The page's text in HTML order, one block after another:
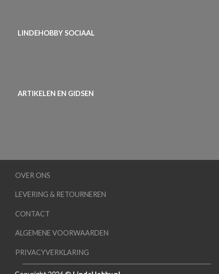
LINDEHOBBY SOCIAAL
ARTIKELEN EN GIDSEN
OVER ONS
LEVERING & RETOURNEREN
CONTACT
ALGEMENE VOORWAARDEN
PRIVACYVERKLARING